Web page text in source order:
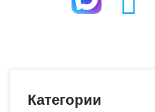
Категории